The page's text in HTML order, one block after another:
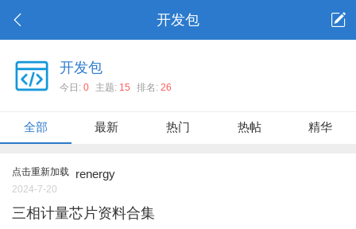
开发包
开发包
今日: 0 主题: 15 排名: 26
全部 最新 热门 热帖 精华
点击重新加载 renergy
2024-7-20
三相计量芯片资料合集